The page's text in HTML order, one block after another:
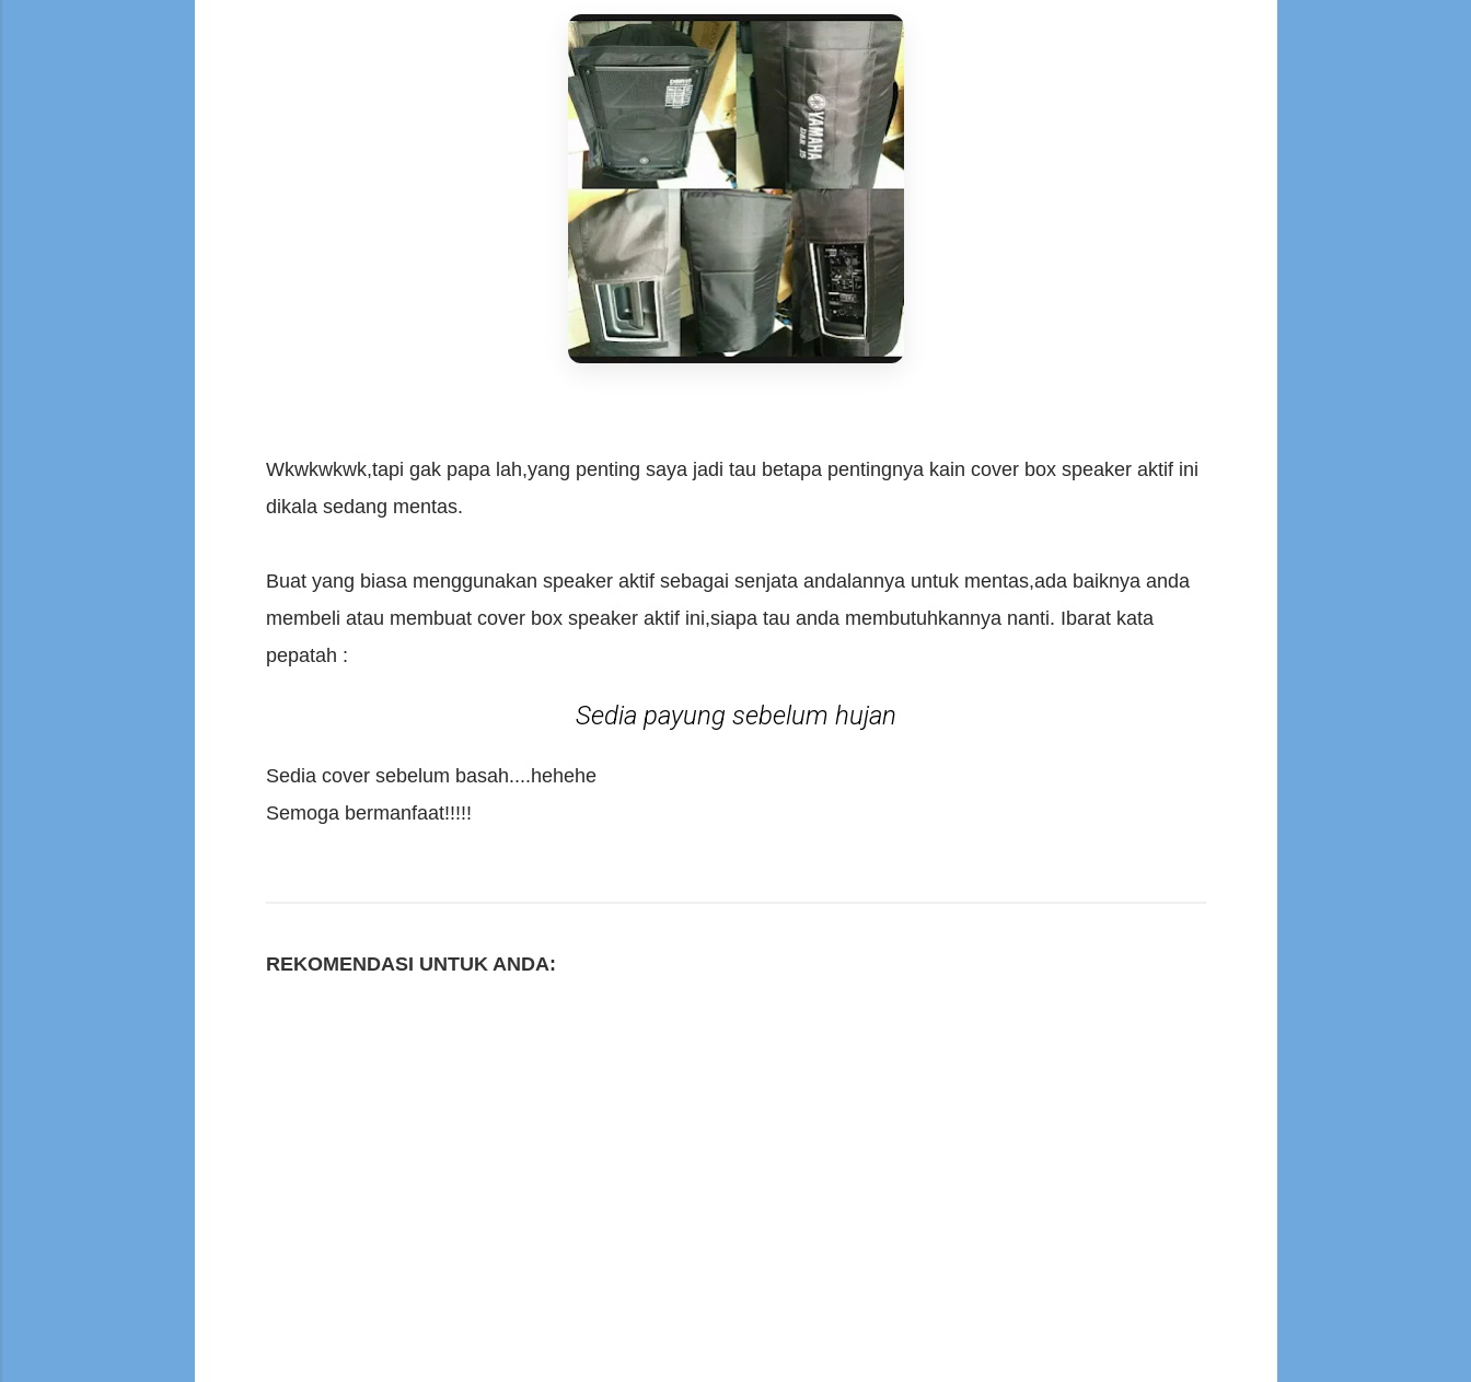
Wkwkwkwk,tapi gak papa lah,yang penting saya jadi tau betapa pentingnya kain cover box speaker aktif ini
dikala sedang mentas.
Buat yang biasa menggunakan speaker aktif sebagai senjata andalannya untuk mentas,ada baiknya anda
membeli atau membuat cover box speaker aktif ini,siapa tau anda membutuhkannya nanti. Ibarat kata
pepatah :
Sedia payung sebelum hujan
Sedia cover sebelum basah....hehehe
Semoga bermanfaat!!!!!
REKOMENDASI UNTUK ANDA: